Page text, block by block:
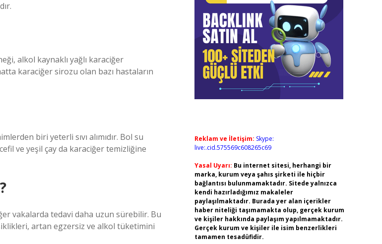
alkol kaynaklı yağlı karaciğer
karaciğer sirozu olan bazı hastaların
biri yeterli sıvı alımıdır. Bol su
ve yeşil çay da karaciğer temizliğine
vakalarda tedavi daha uzun sürebilir. Bu
artan egzersiz ve alkol tüketimini
Reklam ve İletişim: Skype:
live:.cid.575569c608265c69
Yasal Uyarı: Bu internet sitesi, herhangi bir
marka, kurum veya şahıs şirketi ile hiçbir
bağlantısı bulunmamaktadır. Sitede yalnızca
kendi hazırladığımız makaleler
paylaşılmaktadır. Burada yer alan içerikler
haber niteliği taşımamakta olup, gerçek kurum
ve kişiler hakkında paylaşım yapılmamaktadır.
Gerçek kurum ve kişiler ile isim benzerlikleri
tamamen tesadüfidir.